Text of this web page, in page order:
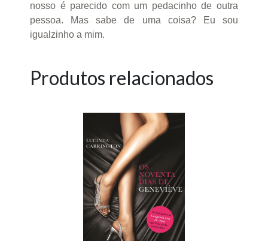
nosso é parecido com um pedacinho de outra
pessoa. Mas sabe de uma coisa? Eu sou
igualzinho a mim.
Produtos relacionados